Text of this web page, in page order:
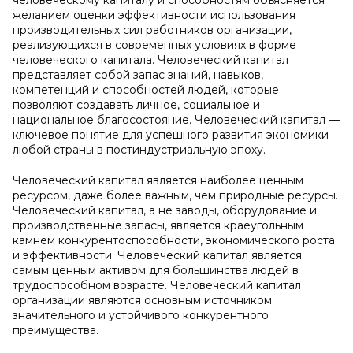
желанием оценки эффективности использования
производительных сил работников организации,
реализующихся в современных условиях в форме
человеческого капитала. Человеческий капитал
представляет собой запас знаний, навыков,
компетенций и способностей людей, которые
позволяют создавать личное, социальное и
национальное благосостояние. Человеческий капитал —
ключевое понятие для успешного развития экономики
любой страны в постиндустриальную эпоху.
Человеческий капитал является наиболее ценным
ресурсом, даже более важным, чем природные ресурсы.
Человеческий капитал, а не заводы, оборудование и
производственные запасы, является краеугольным
камнем конкурентоспособности, экономического роста
и эффективности. Человеческий капитал является
самым ценным активом для большинства людей в
трудоспособном возрасте. Человеческий капитал
организации являются основным источником
значительного и устойчивого конкурентного
преимущества.